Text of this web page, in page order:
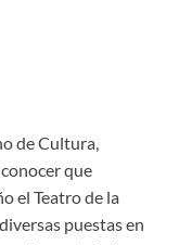
de Cultura,
que
el Teatro de la
puestas en